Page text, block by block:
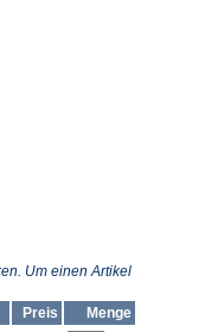
Um einen Artikel
Preis
Menge